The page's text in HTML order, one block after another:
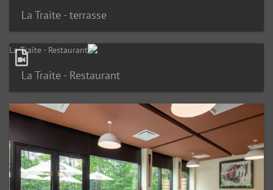
La Traite - terrasse
La Traite - Restaurant